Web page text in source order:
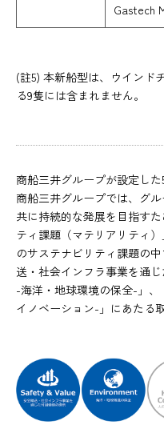
Gastech
(註5) 本新船型は、ウインド
る9隻には含まれません。
商船三井グループが設定した
商船三井グループでは、グ
共に持続的な発展を目指す
ティ課題（マテリアリティ
のサステナビリティ課題の
送・社会インフラ事業を通
-海洋・地球環境の保全-」
イノベーション-」にあたる